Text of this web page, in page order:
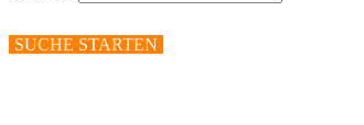
SUCHE STARTEN